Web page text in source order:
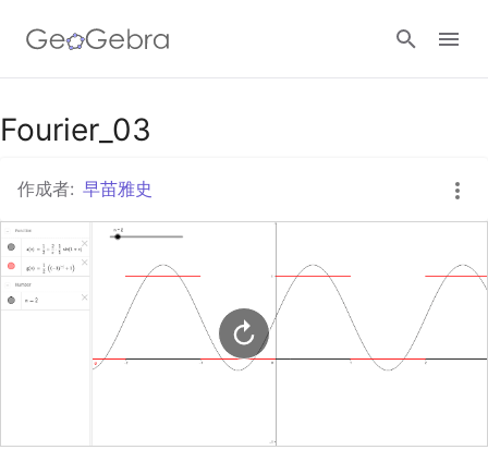
Googleクラスルーム
GeoGebra Classroom
ログイン
Fourier_03
作成者: 早苗雅史